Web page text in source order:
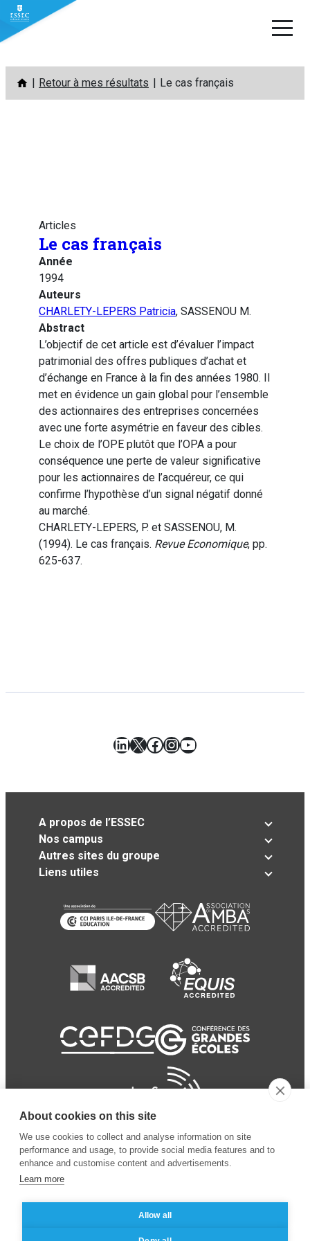
Aller
contenu
Retour à mes résultats Le cas français
Articles
Le cas français
Année
1994
Auteurs
CHARLETY-LEPERS Patricia, SASSENOU M.
Abstract
L’objectif de cet article est d’évaluer l’impact
patrimonial des offres publiques d’achat et
d’échange en France à la fin des années 1980. Il
met en évidence un gain global pour l’ensemble
des actionnaires des entreprises concernées
avec une forte asymétrie en faveur des cibles.
Le choix de l’OPE plutôt que l’OPA a pour
conséquence une perte de valeur significative
pour les actionnaires de l’acquéreur, ce qui
confirme l’hypothèse d’un signal négatif donné
au marché.
CHARLETY-LEPERS, P. et SASSENOU, M.
(1994). Le cas français. Revue Economique, pp.
625-637.
LinkedIn
X Facebook
Instagram
YouTube
A propos de l’ESSEC
Nos campus
Autres sites du groupe
Liens utiles
Mentions légales
About cookies on this site
We use cookies to collect and analyse information on site
performance and usage, to provide social media features and to
enhance and customise content and advertisements.
Learn more
Allow all